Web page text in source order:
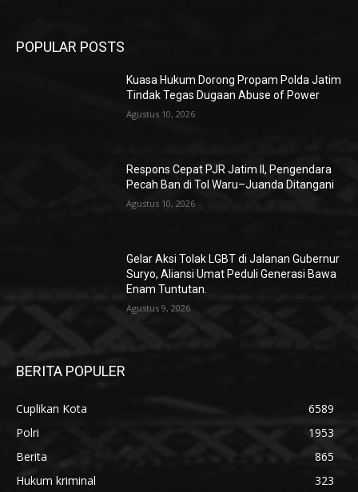
POPULAR POSTS
Kuasa Hukum Dorong Propam Polda Jatim
Tindak Tegas Dugaan Abuse of Power
Agustus 10, 2026
Respons Cepat PJR Jatim II, Pengendara
Pecah Ban di Tol Waru–Juanda Ditangani
Agustus 10, 2026
Gelar Aksi Tolak LGBT di Jalanan Gubernur
Suryo, Aliansi Umat Peduli Generasi Bawa
Enam Tuntutan.
Agustus 9, 2026
BERITA POPULER
Cuplikan Kota
6589
Polri
1953
Berita
865
Hukum kriminal
323